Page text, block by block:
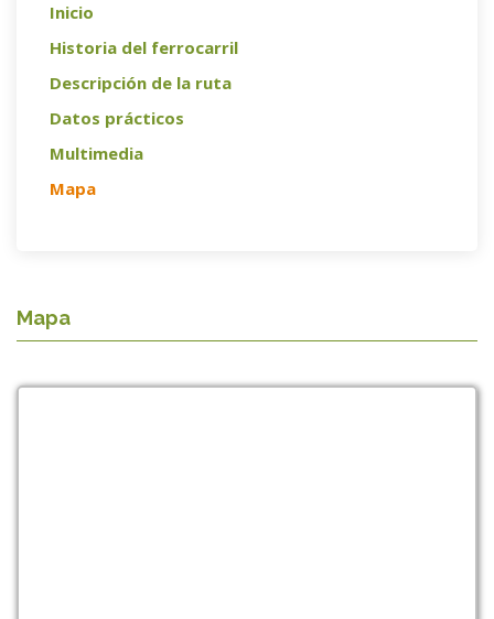
Inicio
Historia del ferrocarril
Descripción de la ruta
Datos prácticos
Multimedia
Mapa
Mapa